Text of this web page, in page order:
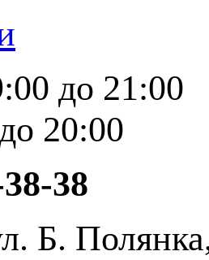
до 21:00
20:00
38
Б.